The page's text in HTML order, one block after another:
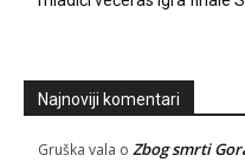
Najnoviji komentari
Gruška vala o Zbog smrti